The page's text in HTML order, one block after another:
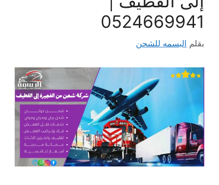
0524669941
بقلم البسمه للشحن